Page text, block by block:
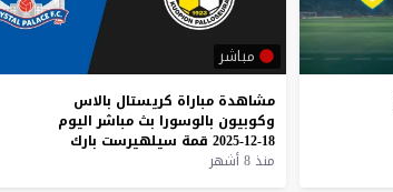
مباشر
مشاهدة مباراة كريستال بالاس
وكوبيون بالوسورا بث مباشر اليوم
18-12-2025
قمة سيلهيرست بارك
منذ 8 أشهر